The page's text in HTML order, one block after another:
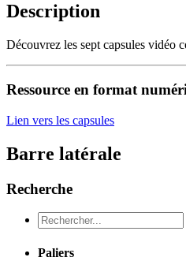
Description
Découvrez les sept capsules vidéo
Ressource en format
Lien vers les capsules
Barre latérale
Recherche
Recheche
Paliers